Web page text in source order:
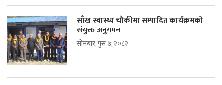
साँख स्वास्थ्य चौकीमा सम्पादित कार्यक्रमको
संयुक्त अनुगमन
सोमबार, पुस ७, २०८२